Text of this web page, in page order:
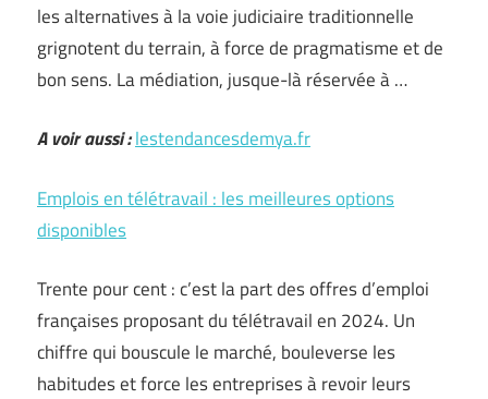
les alternatives à la voie judiciaire traditionnelle
grignotent du terrain, à force de pragmatisme et de
bon sens. La médiation, jusque-là réservée à …
A voir aussi :lestendancesdemya.fr
Emplois en télétravail : les meilleures options
disponibles
Trente pour cent : c’est la part des offres d’emploi
françaises proposant du télétravail en 2024. Un
chiffre qui bouscule le marché, bouleverse les
habitudes et force les entreprises à revoir leurs